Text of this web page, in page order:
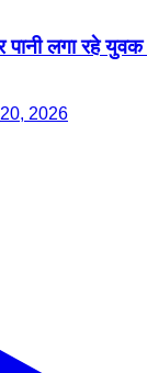
पानी लगा रहे
2026